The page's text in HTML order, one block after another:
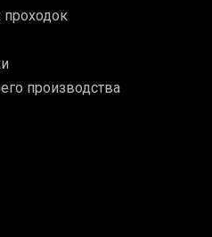
производства